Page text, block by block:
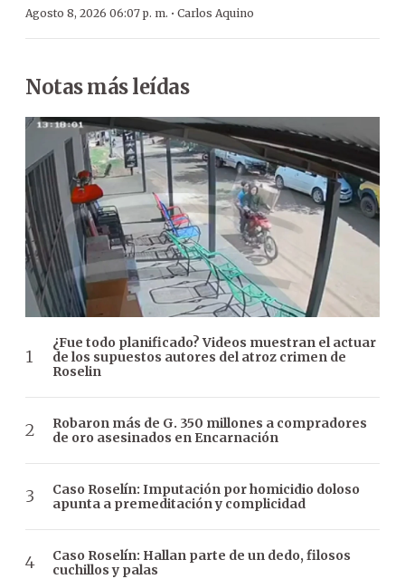
Agosto 8, 2026 06:07 p. m. · Carlos Aquino
Notas más leídas
¿Fue todo planificado? Videos muestran el actuar
de los supuestos autores del atroz crimen de
Roselin
Robaron más de G. 350 millones a compradores
de oro asesinados en Encarnación
Caso Roselín: Imputación por homicidio doloso
apunta a premeditación y complicidad
Caso Roselín: Hallan parte de un dedo, filosos
cuchillos y palas